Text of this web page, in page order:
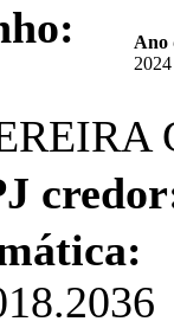
Ano
2024